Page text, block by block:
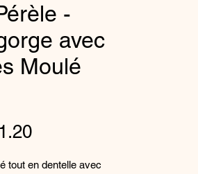
-
avec
Moulé
Sale
tout en dentelle avec